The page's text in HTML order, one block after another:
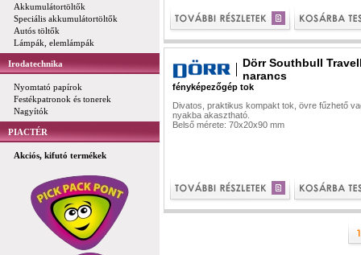
Akkumulátortöltők
Speciális akkumulátortöltők
Autós töltők
Lámpák, elemlámpák
Irodatechnika
Nyomtató papírok
Festékpatronok és tonerek
Nagyítók
PIACTÉR
Akciós, kifutó termékek
Dörr Southbull
narancs
fényképezőgép tok
Divatos, praktikus kompakt tok, övre fűzhető
nyakba akasztható.
Belső mérete: 70x20x90 mm